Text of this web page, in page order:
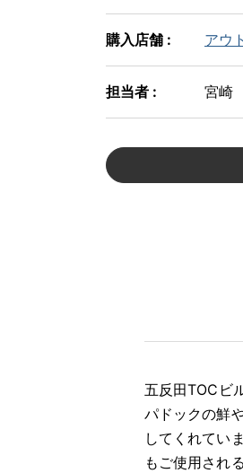
購入店舗 : アウ
担当者 : 宮崎
五反田TOCビ
パドックの鮮
してくれてい
もご使用され